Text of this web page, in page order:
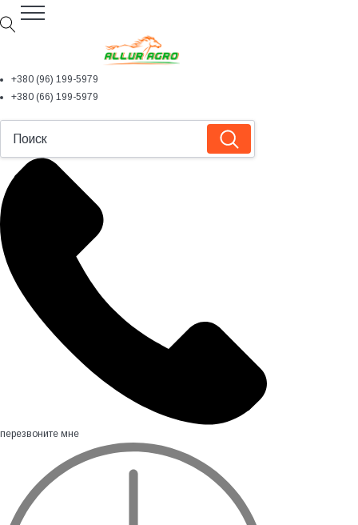
+380 (96) 199-5979
+380 (66) 199-5979
перезвоните мне